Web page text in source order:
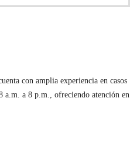
con amplia experiencia en casos
a.m. a 8 p.m., ofreciendo atención en